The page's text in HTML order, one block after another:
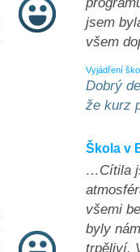
jsem
všem
Vyjádření
Dobrý
že kurz
Škola v
…Cítila
všemi
byly
trpěliví.